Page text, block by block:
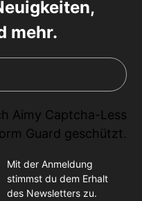
mehr.
Aimy Captcha-Less
Guard geschützt.
Mit der Anmeldung
stimmst du dem Erhalt
des Newsletters zu.